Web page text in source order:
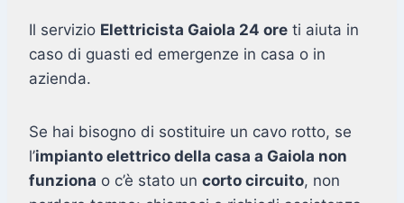
Il servizio Elettricista Gaiola 24 ore ti aiuta in
caso di guasti ed emergenze in casa o in
azienda.
Se hai bisogno di sostituire un cavo rotto, se
l’impianto elettrico della casa a Gaiola non
funziona o c’è stato un corto circuito, non